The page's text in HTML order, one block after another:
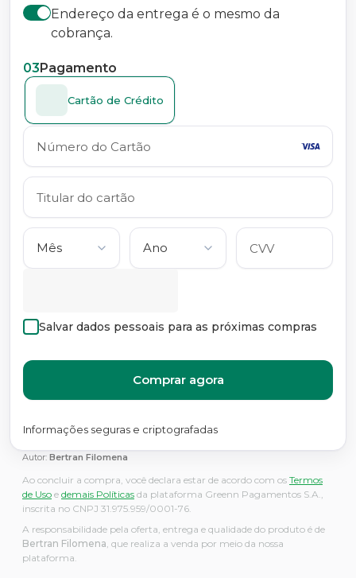
Endereço da entrega é o mesmo da
cobrança.
03Pagamento
Cartão de Crédito
Salvar dados pessoais para as próximas compras
Comprar agora
Informações seguras e criptografadas
Autor: Bertran Filomena
Ao concluir a compra, você declara estar de acordo com os Termos
de Uso e demais Políticas da plataforma Greenn Pagamentos S.A.,
inscrita no CNPJ 31.975.959/0001-76.
A responsabilidade pela oferta, entrega e qualidade do produto é de
Bertran Filomena, que realiza a venda por meio da nossa
plataforma.